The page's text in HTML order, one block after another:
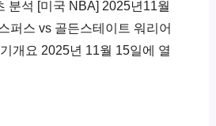
분석 [미국 NBA] 2025년11월
퍼스 vs 골든스테이트 워리어
개요 2025년 11월 15일에 열